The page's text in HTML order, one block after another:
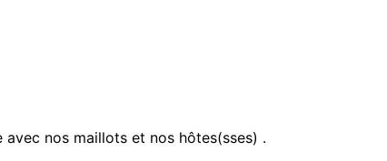
nos maillots et nos hôtes(sses) .